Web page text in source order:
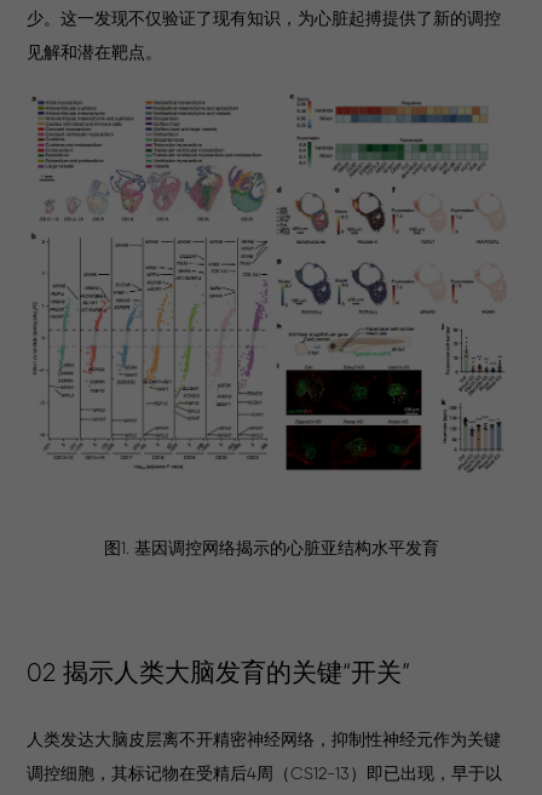
少。这一发现不仅验证了现有知识，为心脏起搏提供了新的调控
见解和潜在靶点。
图1. 基因调控网络揭示的心脏亚结构水平发育
02 揭示人类大脑发育的关键“开关”
人类发达大脑皮层离不开精密神经网络，抑制性神经元作为关键
调控细胞，其标记物在受精后4周（CS12-13）即已出现，早于以